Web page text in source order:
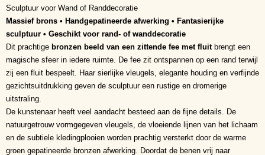
Sculptuur voor Wand of Randdecoratie
Massief brons • Handgepatineerde afwerking • Fantasierijke
sculptuur • Geschikt voor rand- of wanddecoratie
Dit prachtige bronzen beeld van een zittende fee met fluitbrengt een
magische sfeer in iedere ruimte. De fee zit ontspannen op een rand terwijl
zij een fluit bespeelt. Haar sierlijke vleugels, elegante houding en verfijnde
gezichtsuitdrukking geven de sculptuur een rustige en dromerige
uitstraling.
De kunstenaar heeft veel aandacht besteed aan de fijne details. De
natuurgetrouw vormgegeven vleugels, de vloeiende lijnen van het lichaam
en de subtiele kledingplooien worden prachtig versterkt door de warme
groen gepatineerde bronzen afwerking. Doordat de benen vrij naar